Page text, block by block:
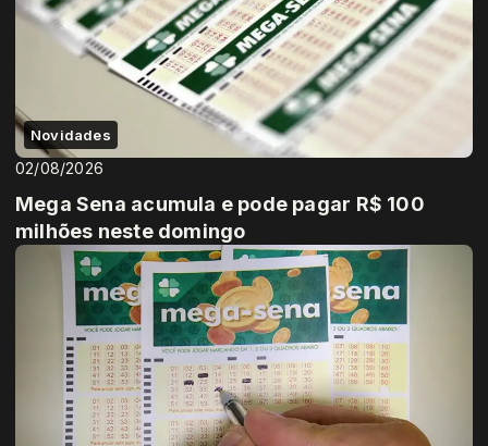
Novidades
02/08/2026
Mega Sena acumula e pode pagar R$ 100
milhões neste domingo